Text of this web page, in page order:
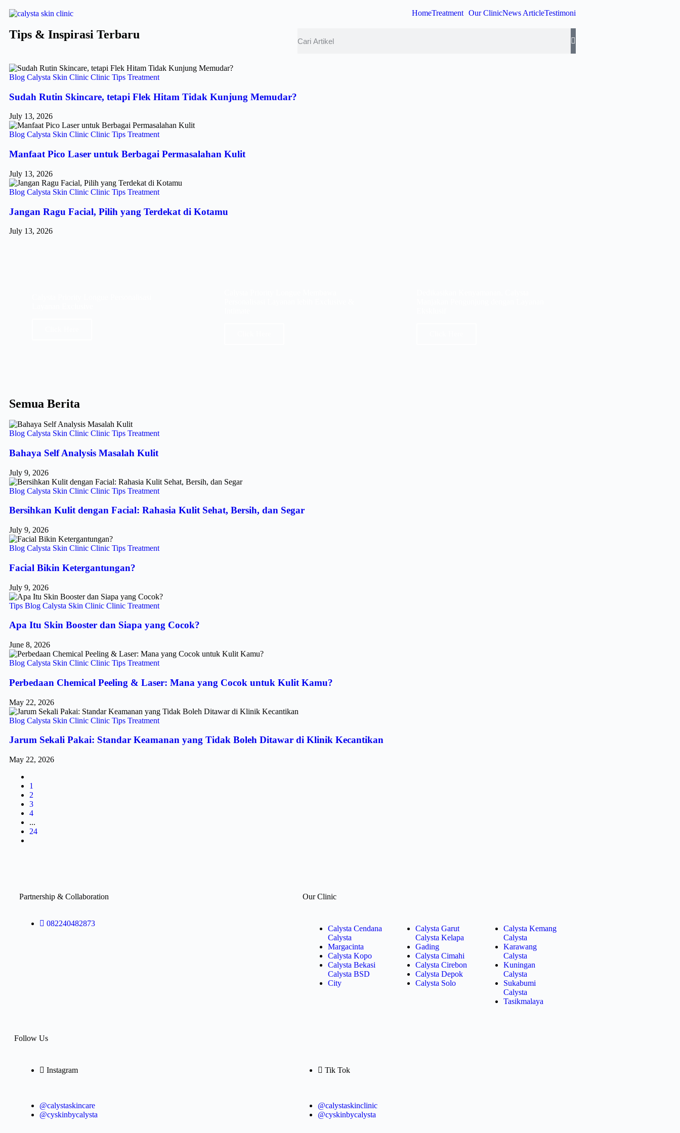
HomeTreatment Our ClinicNews ArticleTestimoni
Tips & Inspirasi Terbaru
Blog Calysta Skin Clinic Clinic Tips Treatment
Sudah Rutin Skincare, tetapi Flek Hitam Tidak Kunjung Memudar?
July 13, 2026
Blog Calysta Skin Clinic Clinic Tips Treatment
Manfaat Pico Laser untuk Berbagai Permasalahan Kulit
July 13, 2026
Blog Calysta Skin Clinic Clinic Tips Treatment
Jangan Ragu Facial, Pilih yang Terdekat di Kotamu
July 13, 2026
Semua Berita
Blog Calysta Skin Clinic Clinic Tips Treatment
Bahaya Self Analysis Masalah Kulit
July 9, 2026
Blog Calysta Skin Clinic Clinic Tips Treatment
Bersihkan Kulit dengan Facial: Rahasia Kulit Sehat, Bersih, dan Segar
July 9, 2026
Blog Calysta Skin Clinic Clinic Tips Treatment
Facial Bikin Ketergantungan?
July 9, 2026
Tips Blog Calysta Skin Clinic Clinic Treatment
Apa Itu Skin Booster dan Siapa yang Cocok?
June 8, 2026
Blog Calysta Skin Clinic Clinic Tips Treatment
Perbedaan Chemical Peeling & Laser: Mana yang Cocok untuk Kulit Kamu?
May 22, 2026
Blog Calysta Skin Clinic Clinic Tips Treatment
Jarum Sekali Pakai: Standar Keamanan yang Tidak Boleh Ditawar di Klinik Kecantikan
May 22, 2026
1
2
3
4
...
24
Partnership & Collaboration
082240482873
Our Clinic
Calysta Cendana
Calysta
Margacinta
Calysta Kopo
Calysta Bekasi
Calysta BSD
City
Calysta Garut
Calysta Kelapa
Gading
Calysta Cimahi
Calysta Cirebon
Calysta Depok
Calysta Solo
Calysta Kemang
Calysta
Karawang
Calysta
Kuningan
Calysta
Sukabumi
Calysta
Tasikmalaya
Follow Us
Instagram
@calystaskincare
@cyskinbycalysta
Tik Tok
@calystaskinclinic
@cyskinbycalysta